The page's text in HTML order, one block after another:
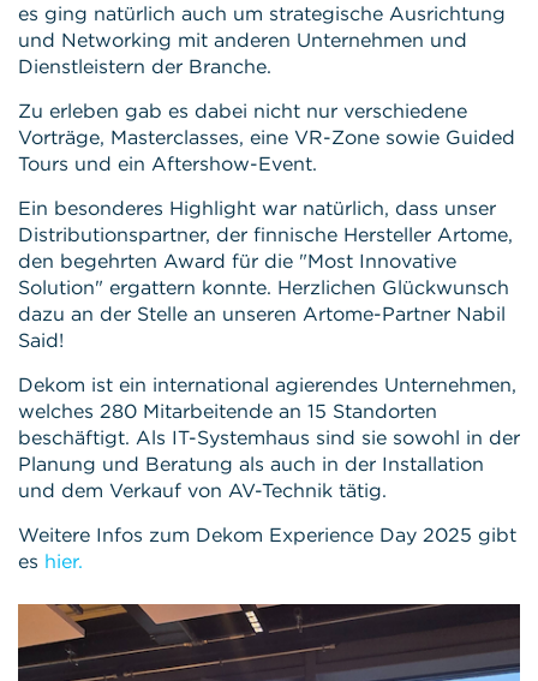
es ging natürlich auch um strategische Ausrichtung
und Networking mit anderen Unternehmen und
Dienstleistern der Branche.
Zu erleben gab es dabei nicht nur verschiedene
Vorträge, Masterclasses, eine VR-Zone sowie Guided
Tours und ein Aftershow-Event.
Ein besonderes Highlight war natürlich, dass unser
Distributionspartner, der finnische Hersteller Artome,
den begehrten Award für die "Most Innovative
Solution" ergattern konnte. Herzlichen Glückwunsch
dazu an der Stelle an unseren Artome-Partner Nabil
Said!
Dekom ist ein international agierendes Unternehmen,
welches 280 Mitarbeitende an 15 Standorten
beschäftigt. Als IT-Systemhaus sind sie sowohl in der
Planung und Beratung als auch in der Installation
und dem Verkauf von AV-Technik tätig.
Weitere Infos zum Dekom Experience Day 2025 gibt
es hier.